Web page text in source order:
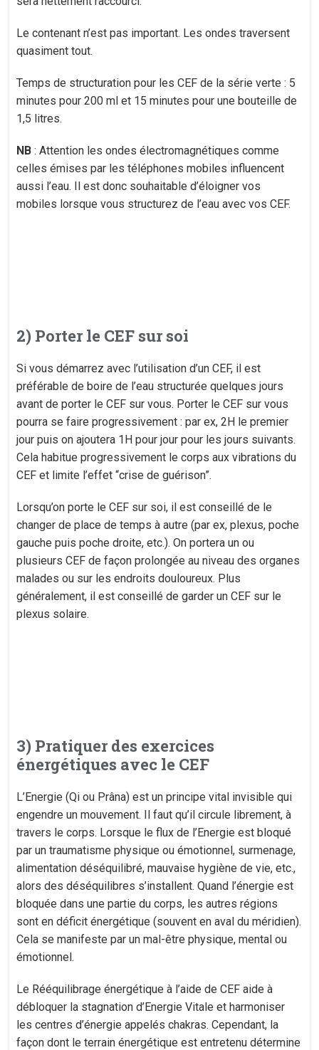
Le contenant n’est pas important. Les ondes traversent
quasiment tout.
Temps de structuration pour les CEF de la série verte : 5
minutes pour 200 ml et 15 minutes pour une bouteille de
1,5 litres.
NB : Attention les ondes électromagnétiques comme
celles émises par les téléphones mobiles influencent
aussi l’eau. Il est donc souhaitable d’éloigner vos
mobiles lorsque vous structurez de l’eau avec vos CEF.
2) Porter le CEF sur soi
Si vous démarrez avec l’utilisation d’un CEF, il est
préférable de boire de l’eau structurée quelques jours
avant de porter le CEF sur vous. Porter le CEF sur vous
pourra se faire progressivement : par ex, 2H le premier
jour puis on ajoutera 1H pour jour pour les jours suivants.
Cela habitue progressivement le corps aux vibrations du
CEF et limite l’effet “crise de guérison”.
Lorsqu’on porte le CEF sur soi, il est conseillé de le
changer de place de temps à autre (par ex, plexus, poche
gauche puis poche droite, etc.). On portera un ou
plusieurs CEF de façon prolongée au niveau des organes
malades ou sur les endroits douloureux. Plus
généralement, il est conseillé de garder un CEF sur le
plexus solaire.
3) Pratiquer des exercices
énergétiques avec le CEF
L’Energie (Qi ou Prâna) est un principe vital invisible qui
engendre un mouvement. Il faut qu’il circule librement, à
travers le corps. Lorsque le flux de l’Energie est bloqué
par un traumatisme physique ou émotionnel, surmenage,
alimentation déséquilibré, mauvaise hygiène de vie, etc.,
alors des déséquilibres s’installent. Quand l’énergie est
bloquée dans une partie du corps, les autres régions
sont en déficit énergétique (souvent en aval du méridien).
Cela se manifeste par un mal-être physique, mental ou
émotionnel.
Le Rééquilibrage énergétique à l’aide de CEF aide à
débloquer la stagnation d’Energie Vitale et harmoniser
les centres d’énergie appelés chakras. Cependant, la
façon dont le terrain énergétique est entretenu détermine